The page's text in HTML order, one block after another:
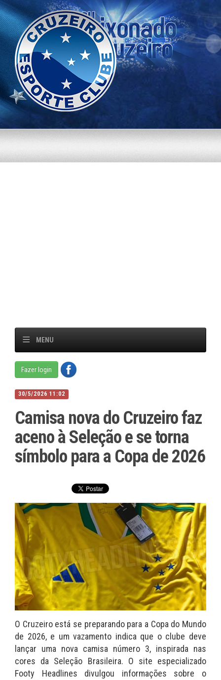
MENU
Fazer login
30/5/2026 11:02
Camisa nova do Cruzeiro faz
aceno à Seleção e se torna
símbolo para a Copa de 2026
O Cruzeiro está se preparando para a Copa do Mundo
de 2026, e um vazamento indica que o clube deve
lançar uma nova camisa número 3, inspirada nas
cores da Seleção Brasileira. O site especializado
Footy Headlines divulgou informações sobre o